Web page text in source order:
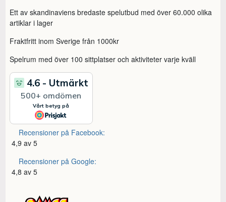
Ett av skandinaviens bredaste spelutbud med över 60.000 olika
artiklar i lager
Fraktfritt inom Sverige från 1000kr
Spelrum med över 100 sittplatser och aktiviteter varje kväll
Recensioner på Facebook:
4,9 av 5
Recensioner på Google:
4,8 av 5